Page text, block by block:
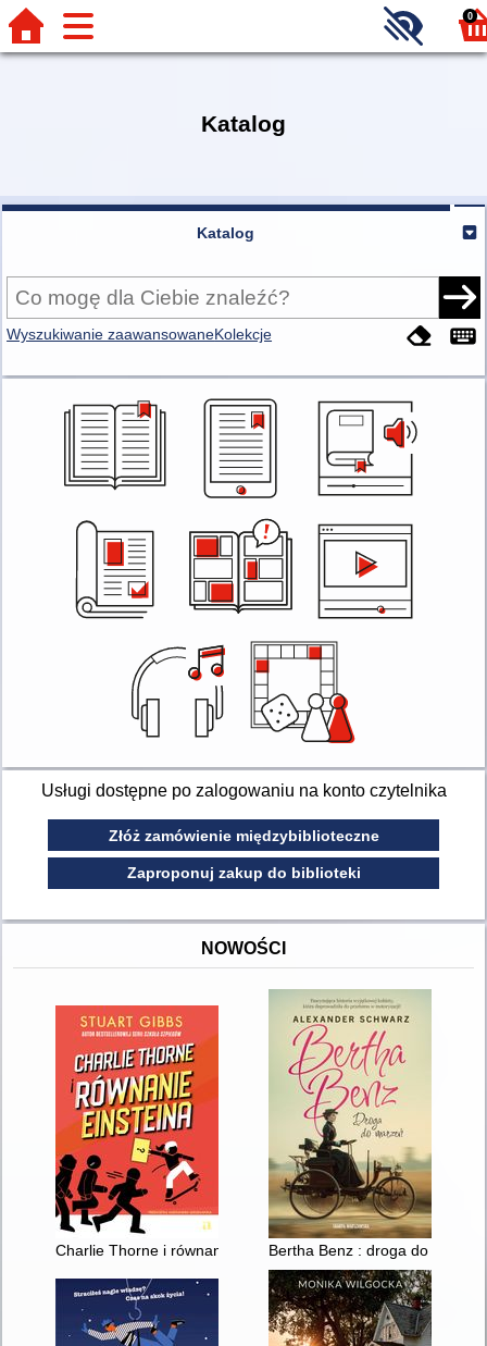
0
Katalog
Katalog
Wyszukiwanie zaawansowaneKolekcje
Usługi dostępne po zalogowaniu na konto czytelnika
Złóż zamówienie międzybiblioteczne
Zaproponuj zakup do biblioteki
NOWOŚCI
Charlie Thorne i równanie EinsteinaBertha Benz : droga do marzeń